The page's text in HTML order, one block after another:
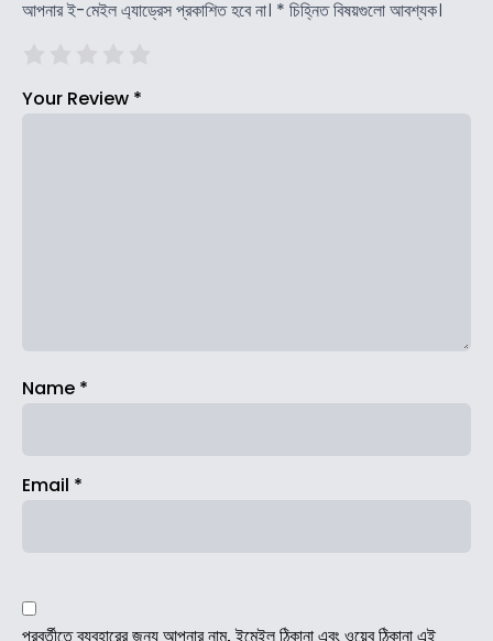
আপনার ই-মেইল এ্যাড্রেস প্রকাশিত হবে না। * চিহ্নিত বিষয়গুলো আবশ্যক।
Your Review *
Name *
Email *
পরবর্তীতে ব্যবহারের জন্য আপনার নাম, ইমেইল ঠিকানা এবং ওয়েব ঠিকানা এই